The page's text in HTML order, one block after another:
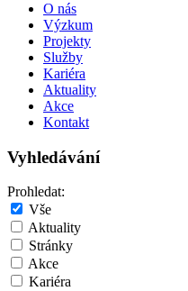
O nás
Výzkum
Projekty
Služby
Kariéra
Aktuality
Akce
Kontakt
Vyhledávání
Prohledat:
Vše
Aktuality
Stránky
Akce
Kariéra